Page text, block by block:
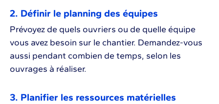
2. Définir le planning des équipes
Prévoyez de quels ouvriers ou de quelle équipe
vous avez besoin sur le chantier. Demandez-vous
aussi pendant combien de temps, selon les
ouvrages à réaliser.
3. Planifier les ressources matérielles